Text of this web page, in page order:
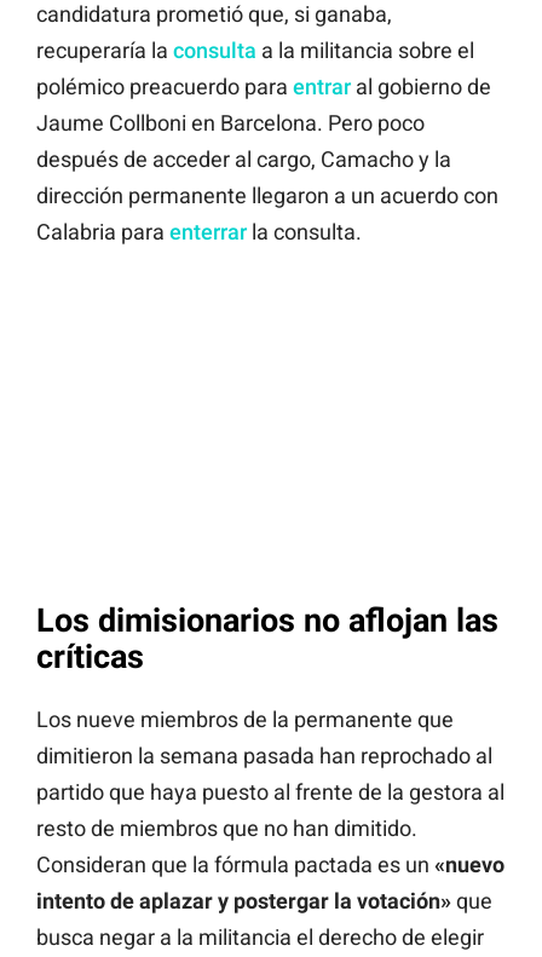
candidatura prometió que, si ganaba,
recuperaría la consulta a la militancia sobre el
polémico preacuerdo para entrar al gobierno de
Jaume Collboni en Barcelona. Pero poco
después de acceder al cargo, Camacho y la
dirección permanente llegaron a un acuerdo con
Calabria para enterrar la consulta.
Los dimisionarios no aflojan las
críticas
Los nueve miembros de la permanente que
dimitieron la semana pasada han reprochado al
partido que haya puesto al frente de la gestora al
resto de miembros que no han dimitido.
Consideran que la fórmula pactada es un «nuevo
intento de aplazar y postergar la votación»que
busca negar a la militancia el derecho de elegir